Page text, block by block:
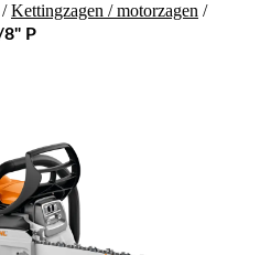
/Kettingzagen / motorzagen /
8" P